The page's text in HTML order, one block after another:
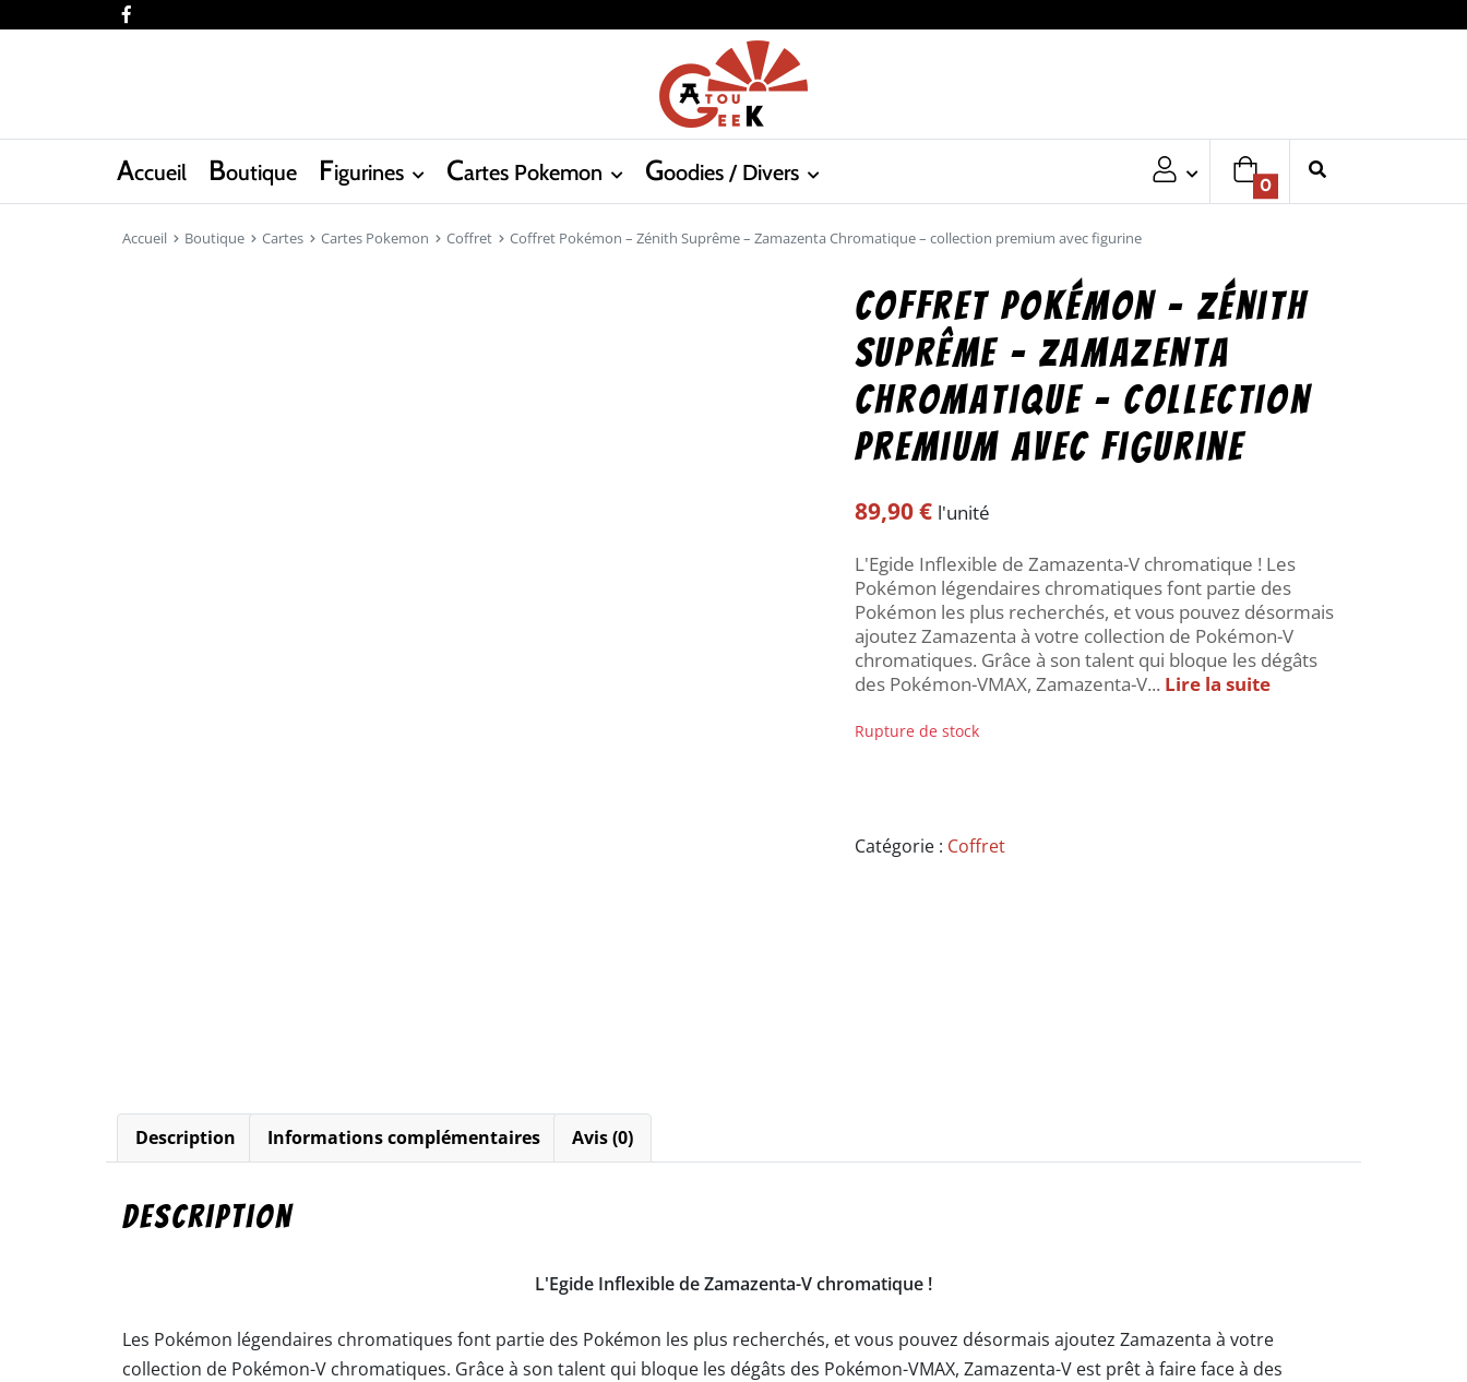
facebook
Accueil Boutique Figurines Cartes Pokemon Goodies / Divers
0
Accueil Boutique Cartes Cartes Pokemon Coffret Coffret Pokémon – Zénith Suprême – Zamazenta Chromatique – collection premium avec figurine
Coffret Pokémon – Zénith
Suprême – Zamazenta
Chromatique – collection
premium avec figurine
89,90€ l'unité
L'Egide Inflexible de Zamazenta-V chromatique ! Les
Pokémon légendaires chromatiques font partie des
Pokémon les plus recherchés, et vous pouvez désormais
ajoutez Zamazenta à votre collection de Pokémon-V
chromatiques. Grâce à son talent qui bloque les dégâts
des Pokémon-VMAX, Zamazenta-V... Lire la suite
Rupture de stock
Catégorie : Coffret
Description Informations complémentaires Avis (0)
Description
L'Egide Inflexible de Zamazenta-V chromatique !
Les Pokémon légendaires chromatiques font partie des Pokémon les plus recherchés, et vous pouvez désormais ajoutez Zamazenta à votre
collection de Pokémon-V chromatiques. Grâce à son talent qui bloque les dégâts des Pokémon-VMAX, Zamazenta-V est prêt à faire face à des